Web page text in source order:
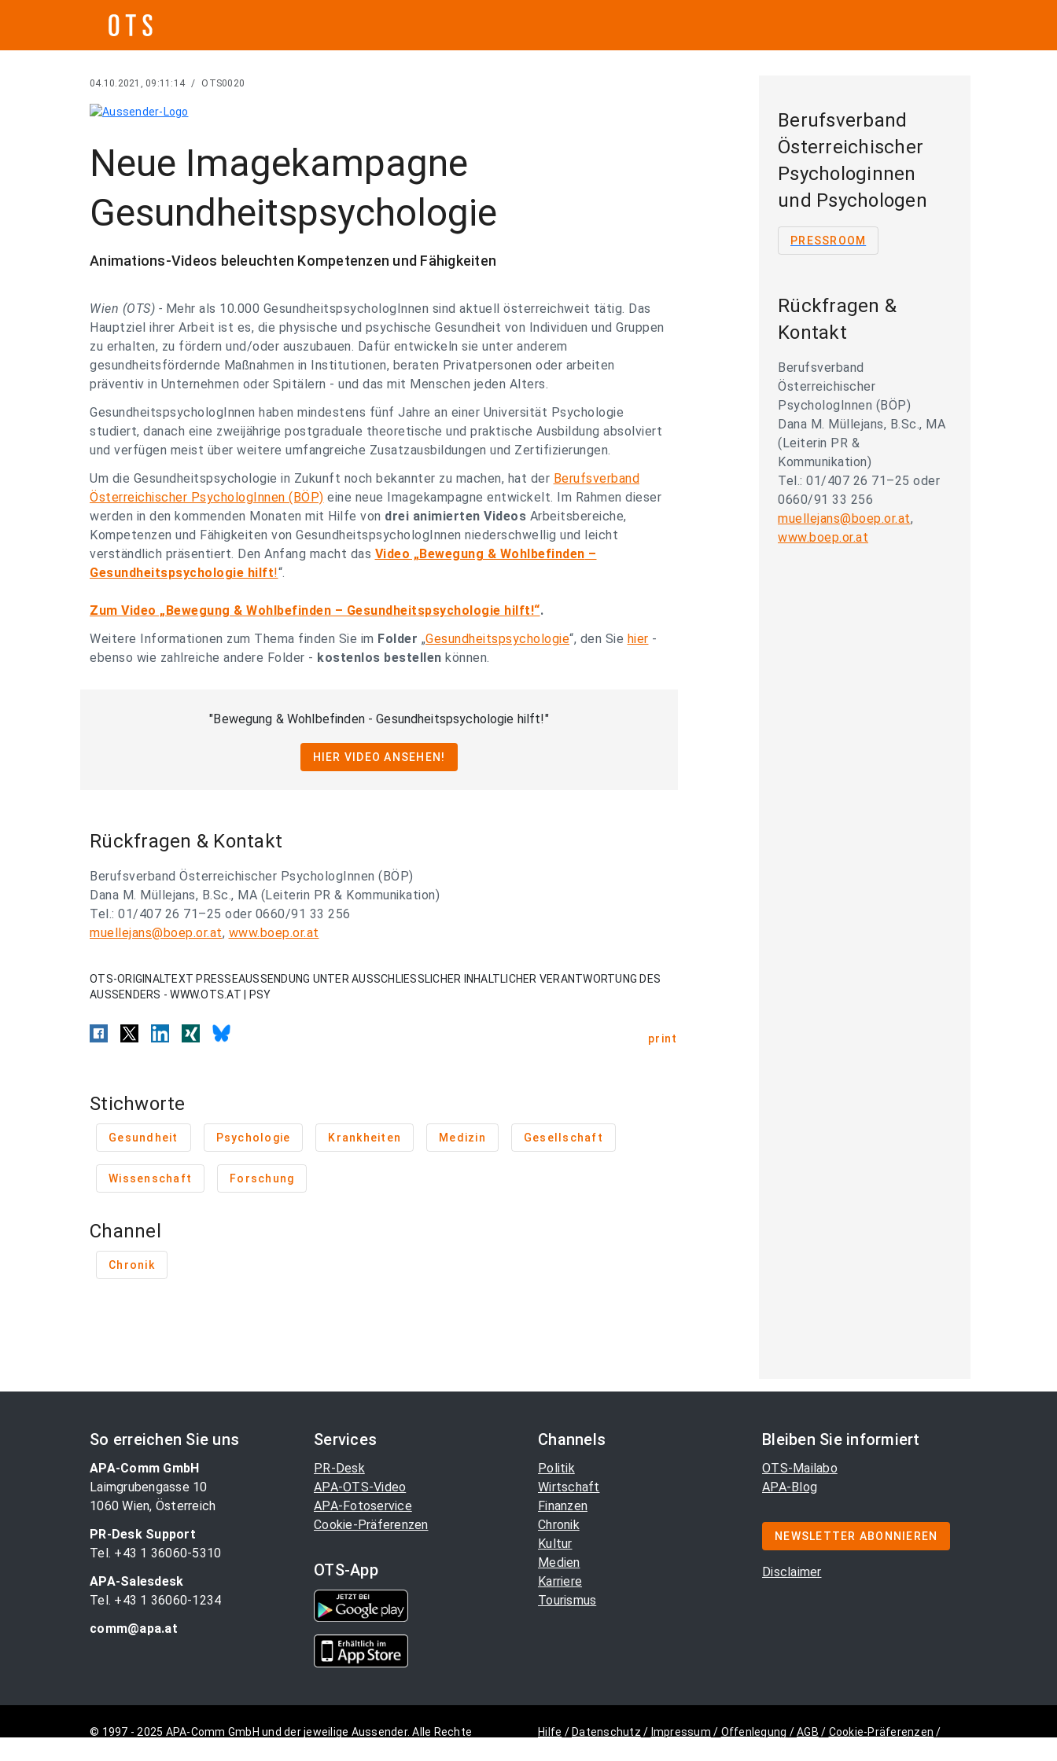
04.10.2021, 09:11:14 / OTS0020
Neue Imagekampagne
Gesundheitspsychologie
Animations-Videos beleuchten Kompetenzen und Fähigkeiten
Wien (OTS) - Mehr als 10.000 GesundheitspsychologInnen sind aktuell österreichweit tätig. Das
Hauptziel ihrer Arbeit ist es, die physische und psychische Gesundheit von Individuen und Gruppen
zu erhalten, zu fördern und/oder auszubauen. Dafür entwickeln sie unter anderem
gesundheitsfördernde Maßnahmen in Institutionen, beraten Privatpersonen oder arbeiten
präventiv in Unternehmen oder Spitälern - und das mit Menschen jeden Alters.
GesundheitspsychologInnen haben mindestens fünf Jahre an einer Universität Psychologie
studiert, danach eine zweijährige postgraduale theoretische und praktische Ausbildung absolviert
und verfügen meist über weitere umfangreiche Zusatzausbildungen und Zertifizierungen.
Um die Gesundheitspsychologie in Zukunft noch bekannter zu machen, hat der Berufsverband
Österreichischer PsychologInnen (BÖP) eine neue Imagekampagne entwickelt. Im Rahmen dieser
werden in den kommenden Monaten mit Hilfe von drei animierten Videos Arbeitsbereiche,
Kompetenzen und Fähigkeiten von GesundheitspsychologInnen niederschwellig und leicht
verständlich präsentiert. Den Anfang macht das Video „Bewegung & Wohlbefinden –
Gesundheitspsychologie hilft!“.
Zum Video „Bewegung & Wohlbefinden – Gesundheitspsychologie hilft!“.
Weitere Informationen zum Thema finden Sie im Folder „Gesundheitspsychologie“, den Sie hier -
ebenso wie zahlreiche andere Folder - kostenlos bestellen können.
"Bewegung & Wohlbefinden - Gesundheitspsychologie hilft!"
HIER VIDEO ANSEHEN!
Rückfragen & Kontakt
Berufsverband Österreichischer PsychologInnen (BÖP)
Dana M. Müllejans, B.Sc., MA (Leiterin PR & Kommunikation)
Tel.: 01/407 26 71–25 oder 0660/91 33 256
muellejans@boep.or.at, www.boep.or.at
OTS-ORIGINALTEXT PRESSEAUSSENDUNG UNTER AUSSCHLIESSLICHER INHALTLICHER VERANTWORTUNG DES
AUSSENDERS - WWW.OTS.AT | PSY
print
Stichworte
Gesundheit Psychologie Krankheiten Medizin Gesellschaft
Wissenschaft Forschung
Channel
Chronik
Berufsverband
Österreichischer
Psychologinnen
und Psychologen
PRESSROOM
Rückfragen &
Kontakt
Berufsverband
Österreichischer
PsychologInnen (BÖP)
Dana M. Müllejans, B.Sc., MA
(Leiterin PR &
Kommunikation)
Tel.: 01/407 26 71–25 oder
0660/91 33 256
muellejans@boep.or.at,
www.boep.or.at
So erreichen Sie uns
APA-Comm GmbH
Laimgrubengasse 10
1060 Wien, Österreich
PR-Desk Support
Tel. +43 1 36060-5310
APA-Salesdesk
Tel. +43 1 36060-1234
comm@apa.at
Services
PR-Desk
APA-OTS-Video
APA-Fotoservice
Cookie-Präferenzen
OTS-App
Channels
Politik
Wirtschaft
Finanzen
Chronik
Kultur
Medien
Karriere
Tourismus
Bleiben Sie informiert
OTS-Mailabo
APA-Blog
NEWSLETTER ABONNIEREN
Disclaimer
© 1997 - 2025 APA-Comm GmbH und der jeweilige Aussender. Alle Rechte
Hilfe / Datenschutz / Impressum / Offenlegung /AGB / Cookie-Präferenzen /